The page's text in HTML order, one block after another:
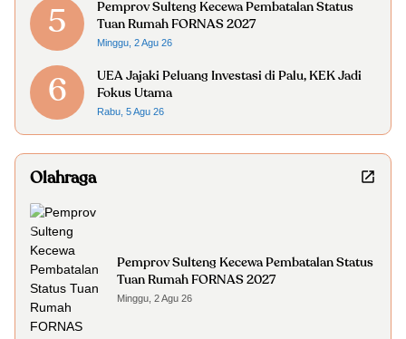
5
Pemprov Sulteng Kecewa Pembatalan Status
Tuan Rumah FORNAS 2027
Minggu, 2 Agu 26
6
UEA Jajaki Peluang Investasi di Palu, KEK Jadi
Fokus Utama
Rabu, 5 Agu 26
Olahraga
Pemprov Sulteng Kecewa Pembatalan Status
Tuan Rumah FORNAS 2027
Minggu, 2 Agu 26